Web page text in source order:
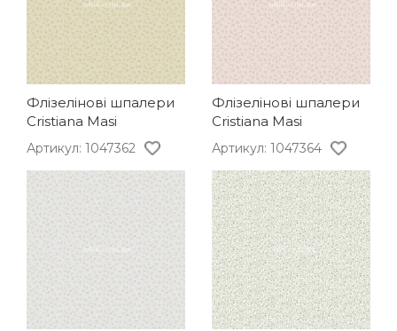
Флізелінові шпалери
Cristiana Masi
Артикул: 1047362
Флізелінові шпалери
Cristiana Masi
Артикул: 1047364